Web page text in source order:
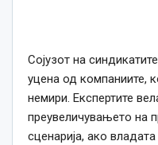
Сојузот на
уцена од компаниите,
немири. Експертите
преувеличувањето на
сценарија, ако